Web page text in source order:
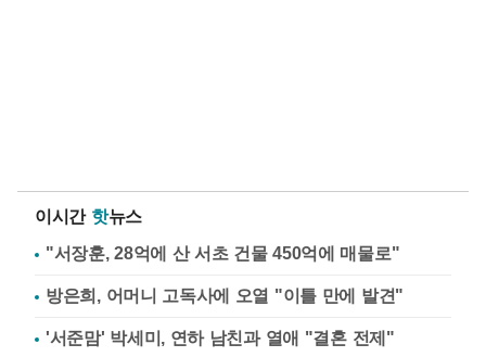
이시간 핫뉴스
"서장훈, 28억에 산 서초 건물 450억에 매물로"
방은희, 어머니 고독사에 오열 "이틀 만에 발견"
'서준맘' 박세미, 연하 남친과 열애 "결혼 전제"